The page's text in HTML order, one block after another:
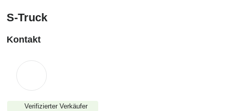
S-Truck
Kontakt
Verifizierter Verkäufer